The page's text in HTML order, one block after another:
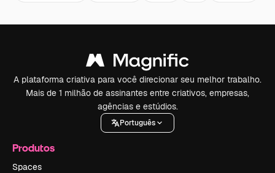
A plataforma criativa para você direcionar seu melhor trabalho.
Mais de 1 milhão de assinantes entre criativos, empresas,
agências e estúdios.
Português
Produtos
Spaces